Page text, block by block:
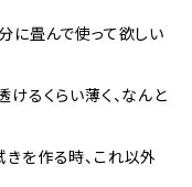
に畳んで使って欲しい
るくらい薄く、なんと
を作る時、これ以外